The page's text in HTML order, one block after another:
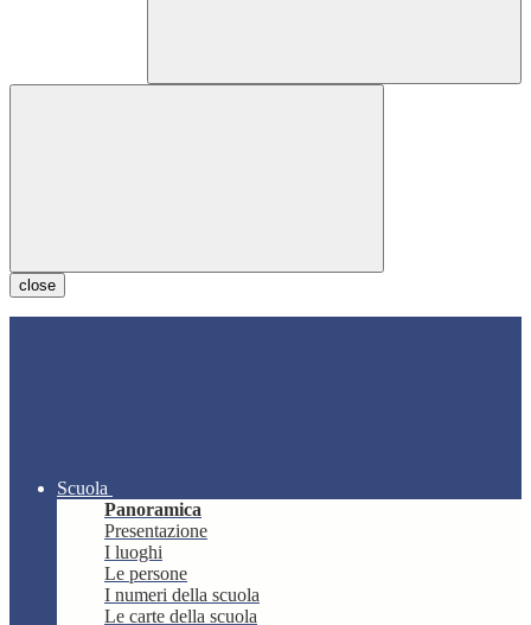
close
Scuola
Panoramica
Presentazione
I luoghi
Le persone
I numeri della scuola
Le carte della scuola